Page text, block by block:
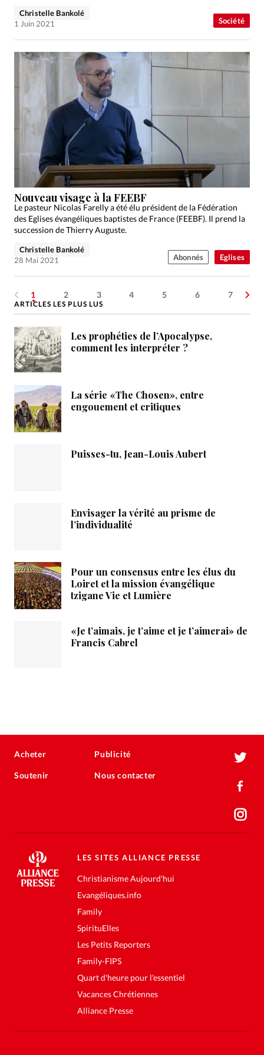
Société
Christelle Bankolé
1 Juin 2021
Eglises
Nouveau visage à la FEEBF
Le pasteur Nicolas Farelly a été élu président de la Fédération
des Eglises évangéliques baptistes de France (FEEBF). Il prend la
succession de Thierry Auguste.
Christelle Bankolé
28 Mai 2021
Abonnés
1 2 3 4 5 6 7
ARTICLES LES PLUS LUS
Les prophéties de l’Apocalypse,
comment les interpréter ?
La série «The Chosen», entre
engouement et critiques
Puisses-tu, Jean-Louis Aubert
Envisager la vérité au prisme de
l’individualité
Pour un consensus entre les élus du
Loiret et la mission évangélique
tzigane Vie et Lumière
«Je t’aimais, je t’aime et je t’aimerai» de
Francis Cabrel
Acheter
Soutenir
Publicité
Nous contacter
LES SITES ALLIANCE PRESSE
Christianisme Aujourd'hui
Evangéliques.info
Family
SpirituElles
Les Petits Reporters
Family-FIPS
Quart d'heure pour l'essentiel
Vacances Chrétiennes
Alliance Presse